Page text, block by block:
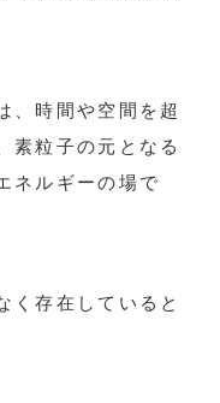
、時間や空間を超
素粒子の元となる
ネルギーの場で
く存在していると